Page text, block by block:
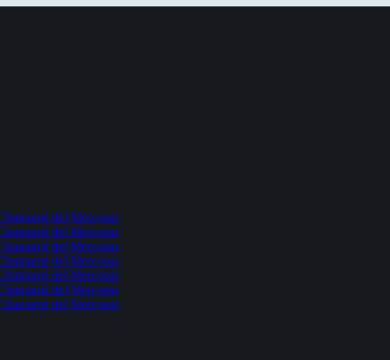
del Mercosur
del Mercosur
del Mercosur
del Mercosur
del Mercosur
del Mercosur
del Mercosur